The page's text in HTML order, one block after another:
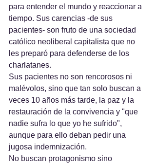
para entender el mundo y reaccionar a
tiempo. Sus carencias -de sus
pacientes- son fruto de una sociedad
católico neoliberal capitalista que no
les preparó para defenderse de los
charlatanes.
Sus pacientes no son rencorosos ni
malévolos, sino que tan solo buscan a
veces 10 años más tarde, la paz y la
restauración de la convivencia y "que
nadie sufra lo que yo he sufrido",
aunque para ello deban pedir una
jugosa indemnización.
No buscan protagonismo sino